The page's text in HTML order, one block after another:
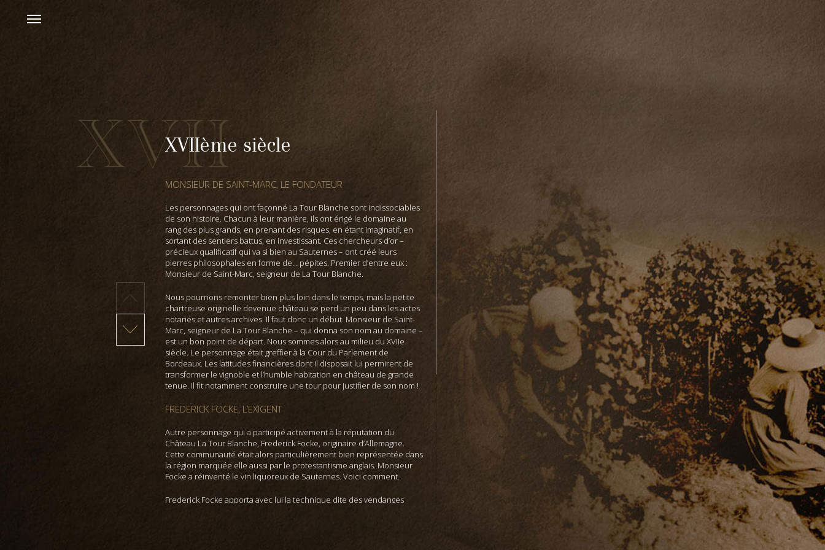
XVIIème siècle
MONSIEUR DE SAINT-MARC, LE FONDATEUR
Les personnages qui ont façonné La Tour Blanche sont indissociables
de son histoire. Chacun à leur manière, ils ont érigé le domaine au
rang des plus grands, en prenant des risques, en étant imaginatif, en
sortant des sentiers battus, en investissant. Ces chercheurs d’or –
précieux qualificatif qui va si bien au Sauternes – ont créé leurs
pierres philosophales en forme de… pépites. Premier d’entre eux :
Monsieur de Saint-Marc, seigneur de La Tour Blanche.
Nous pourrions remonter bien plus loin dans le temps, mais la petite
chartreuse originelle devenue château se perd un peu dans les actes
notariés et autres archives. Il faut donc un début. Monsieur de Saint-
Marc, seigneur de La Tour Blanche – qui donna son nom au domaine –
est un bon point de départ. Nous sommes alors au milieu du XVIIe
siècle. Le personnage était greffier à la Cour du Parlement de
Bordeaux. Les latitudes financières dont il disposait lui permirent de
transformer le vignoble et l’humble habitation en château de grande
tenue. Il fit notamment construire une tour pour justifier de son nom !
FREDERICK FOCKE, L’EXIGENT
Autre personnage qui a participé activement à la réputation du
Château La Tour Blanche, Frederick Focke, originaire d’Allemagne.
Cette communauté était alors particulièrement bien représentée dans
la région marquée elle aussi par le protestantisme anglais. Monsieur
Focke a réinventé le vin liquoreux de Sauternes. Voici comment.
Frederick Focke apporta avec lui la technique dite des vendanges